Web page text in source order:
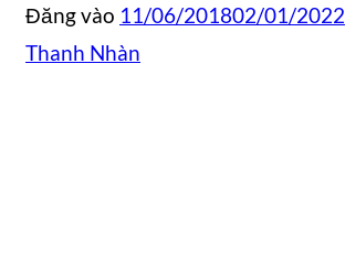
Đăng vào 11/06/201802/01/2022
Thanh Nhàn